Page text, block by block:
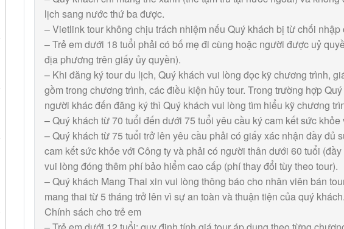
lịch sang nước thứ ba được.
– Vietlink tour không chịu trách nhiệm nếu Quý khách bị từ chối nhập
– Trẻ em dưới 18 tuổi phải có bố mẹ đi cùng hoặc người được uỷ
địa phương trên giấy ủy quyền).
– Khi đăng ký tour du lịch, Quý khách vui lòng đọc kỹ chương trình,
gồm trong chương trình, các điều kiện hủy tour. Trong trường hợp
người khác đến đăng ký thì Quý khách vui lòng tìm hiểu kỹ chương
– Quý khách từ 70 tuổi đến dưới 75 tuổi yêu cầu ký cam kết sức khỏe
– Quý khách từ 75 tuổi trở lên yêu cầu phải có giấy xác nhận đầy
cam kết sức khỏe với Công ty và phải có người thân dưới 60 tuổi
vui lòng đóng thêm phí bảo hiểm cao cấp (phí thay đổi tùy theo tour).
– Quý khách Mang Thai xin vui lòng thông báo cho nhân viên bán
mang thai từ 5 tháng trở lên vì sự an toàn và thuận tiện của quý khách.
Chính sách cho trẻ em